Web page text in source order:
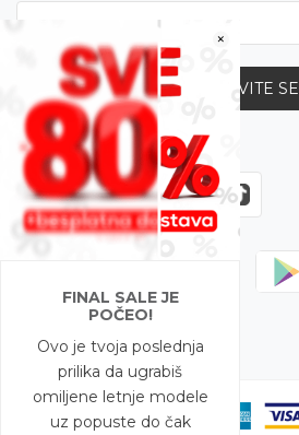
×
FINAL SALE JE
POČEO!
Ovo je tvoja poslednja
prilika da ugrabiš
omiljene letnje modele
uz popuste do čak
PRIJAVITE SE
Zapratite nas